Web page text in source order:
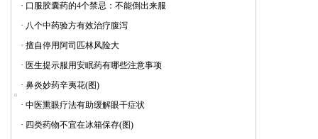
· 口服胶囊药的4个禁忌：不能倒出来服
· 八个中药验方有效治疗腹泻
· 擅自停用阿司匹林风险大
· 医生提示服用安眠药有哪些注意事项
· 鼻炎妙药辛夷花(图)
· 中医熏眼疗法有助缓解眼干症状
· 四类药物不宜在冰箱保存(图)